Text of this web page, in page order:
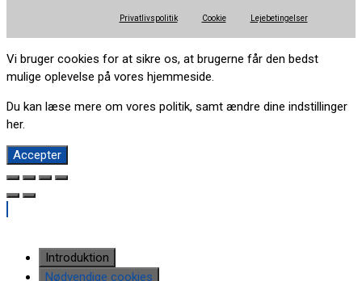
Privatlivspolitik Cookie Lejebetingelser
Vi bruger cookies for at sikre os, at brugerne får den bedst
mulige oplevelse på vores hjemmeside.
Du kan læse mere om vores politik, samt ændre dine indstillinger
her.
Accepter
Introduktion
Nødvendige cookies